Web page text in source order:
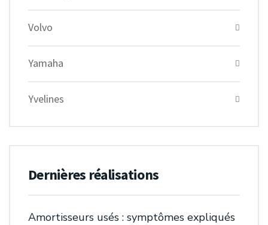
Volvo
Yamaha
Yvelines
Dernières réalisations
Amortisseurs usés : symptômes expliqués